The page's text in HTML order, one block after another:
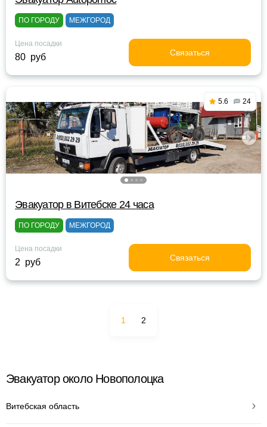
ПО ГОРОДУ МЕЖГОРОД
Цена посадки
80 руб Связаться
5.6 24
Эвакуатор в Витебске 24 часа
ПО ГОРОДУ МЕЖГОРОД
Цена посадки
2 руб Связаться
1 2
Эвакуатор около Новополоцка
Витебская область